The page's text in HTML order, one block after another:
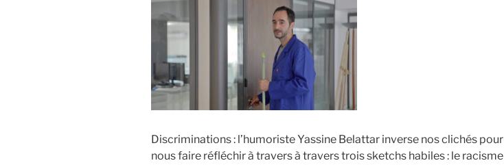
Discriminations : l’humoriste Yassine Belattar inverse nos clichés pour
nous faire réfléchir à travers à travers trois sketchs habiles : le racisme